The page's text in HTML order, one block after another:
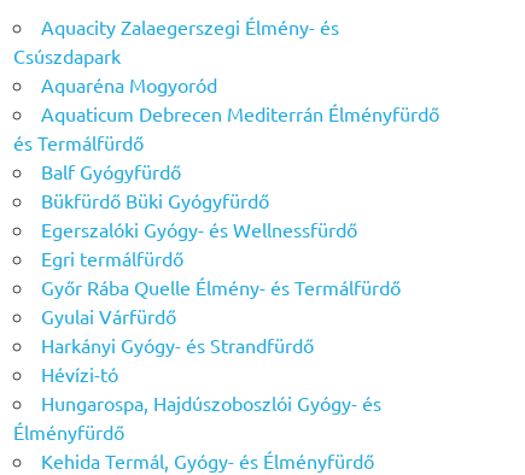
Aquacity Zalaegerszegi Élmény- és
Csúszdapark
Aquaréna Mogyoród
Aquaticum Debrecen Mediterrán Élményfürdő
és Termálfürdő
Balf Gyógyfürdő
Bükfürdő Büki Gyógyfürdő
Egerszalóki Gyógy- és Wellnessfürdő
Egri termálfürdő
Győr Rába Quelle Élmény- és Termálfürdő
Gyulai Várfürdő
Harkányi Gyógy- és Strandfürdő
Hévízi-tó
Hungarospa, Hajdúszoboszlói Gyógy- és
Élményfürdő
Kehida Termál, Gyógy- és Élményfürdő